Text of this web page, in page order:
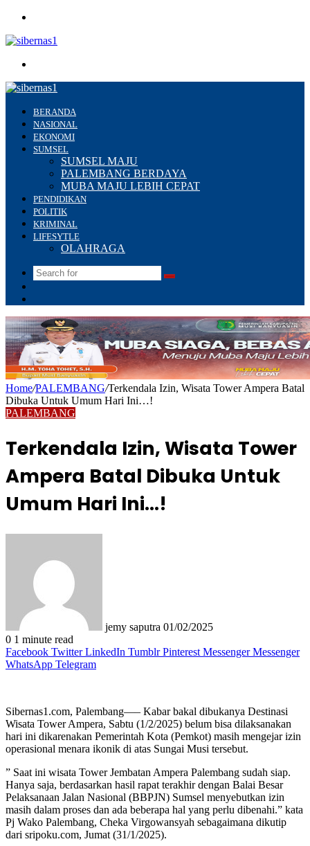
BERANDA
NASIONAL
EKONOMI
SUMSEL
SUMSEL MAJU
PALEMBANG BERDAYA
MUBA MAJU LEBIH CEPAT
PENDIDIKAN
POLITIK
KRIMINAL
LIFESYTLE
OLAHRAGA
Search
Home/PALEMBANG/Terkendala Izin, Wisata Tower Ampera Batal
Dibuka Untuk Umum Hari Ini…!
PALEMBANG
Terkendala Izin, Wisata Tower
Ampera Batal Dibuka Untuk
Umum Hari Ini…!
jemy saputra 01/02/2025
0 1 minute read
Facebook Twitter LinkedIn Tumblr Pinterest Messenger Messenger
WhatsApp Telegram
Sibernas1.com, Palembang—– Kabar bakal dibukanya Destinasi
Wisata Tower Ampera, Sabtu (1/2/2025) belum bisa dilaksanakan
hari ini dikarenakan Pemerintah Kota (Pemkot) masih mengejar izin
operasional menara ikonik di atas Sungai Musi tersebut.
” Saat ini wisata Tower Jembatan Ampera Palembang sudah siap.
Hanya saja, berdasarkan hasil rapat terakhir dengan Balai Besar
Pelaksanaan Jalan Nasional (BBPJN) Sumsel menyebutkan izin
masih dalam proses dan ada beberapa hal yang perlu dibenahi.” kata
Pj Wako Palembang, Cheka Virgowansyah sebagaimana dikutip
dari sripoku.com, Jumat (31/1/2025).